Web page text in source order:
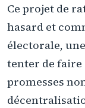
Ce projet de
hasard et
électorale,
tenter de
promesses